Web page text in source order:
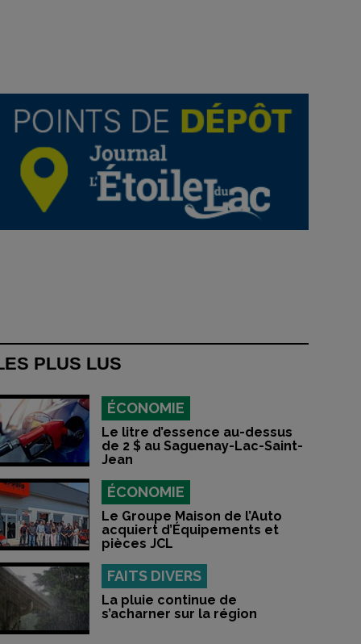
PLUS LUS
ÉCONOMIE
Le litre d’essence au-dessus
de 2 $ au Saguenay-Lac-Saint-
Jean
ÉCONOMIE
Le Groupe Maison de l’Auto
acquiert d’Équipements et
pièces JCL
FAITS DIVERS
La pluie continue de
s’acharner sur la région